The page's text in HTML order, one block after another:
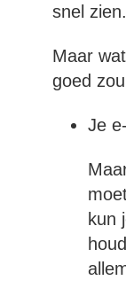
snel zien.
Maar
goed
Je
kun